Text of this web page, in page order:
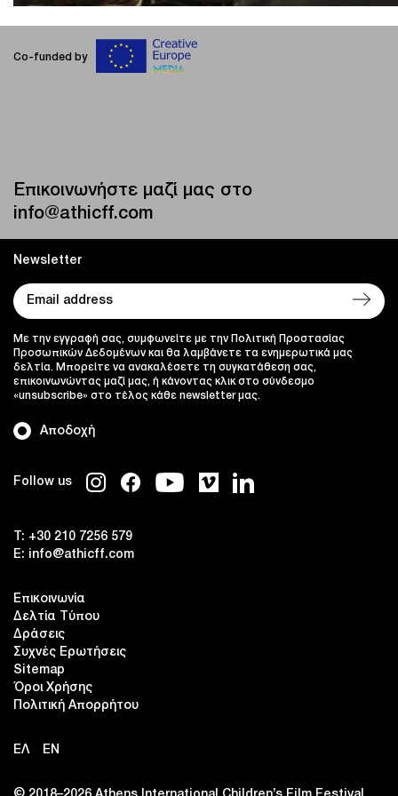
Co-funded by
Επικοινωνήστε μαζί μας στο
info@athicff.com
Follow us
T: +30 210 7256 579
E: info@athicff.com
Επικοινωνία
Δελτία Τύπου
Δράσεις
Συχνές Ερωτήσεις
Sitemap
Όροι Χρήσης
Πολιτική Απορρήτου
ΕΛ EN
Newsletter
Αποδοχή
Με την εγγραφή σας, συμφωνείτε με την Πολιτική Προστασίας
Προσωπικών Δεδομένων και θα λαμβάνετε τα ενημερωτικά μας
δελτία. Μπορείτε να ανακαλέσετε τη συγκατάθεση σας,
επικοινωνώντας μαζί μας, ή κάνοντας κλικ στο σύνδεσμο
«unsubscribe» στο τέλος κάθε newsletter μας.